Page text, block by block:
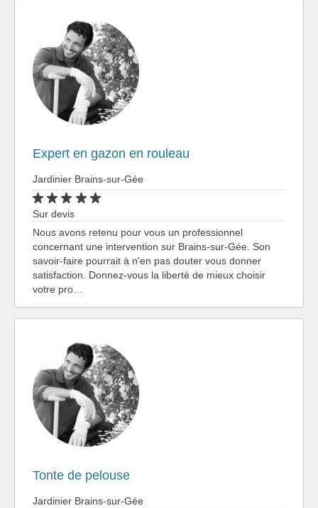
Expert en gazon en rouleau
Jardinier Brains-sur-Gée
Sur devis
Nous avons retenu pour vous un professionnel
concernant une intervention sur Brains-sur-Gée. Son
savoir-faire pourrait à n'en pas douter vous donner
satisfaction. Donnez-vous la liberté de mieux choisir
votre pro…
Tonte de pelouse
Jardinier Brains-sur-Gée